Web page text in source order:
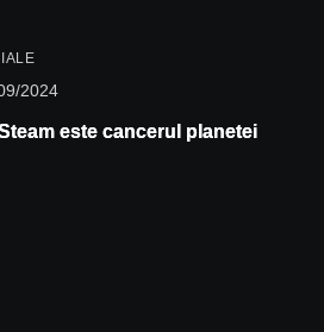
2024
este cancerul planetei